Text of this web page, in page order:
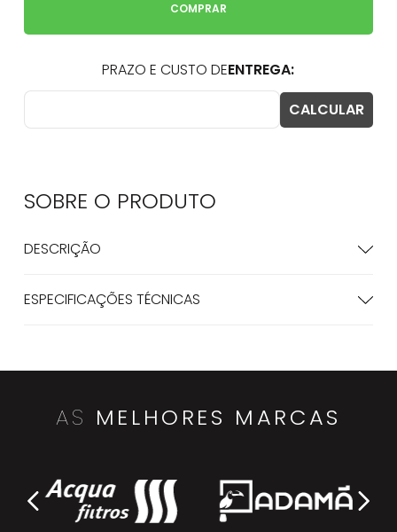
COMPRAR
SOBRE O PRODUTO
DESCRIÇÃO
ESPECIFICAÇÕES TÉCNICAS
AS MELHORES MARCAS